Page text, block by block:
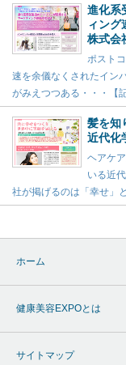
進化系
ィング
株式会
ポスト
速を余儀なくされたイン
がみえつつある・・・【
髪を知
近代化
ヘアケ
いる近
社が掲げるのは「幸せ」
ホーム
健康美容EXPOとは
サイトマップ